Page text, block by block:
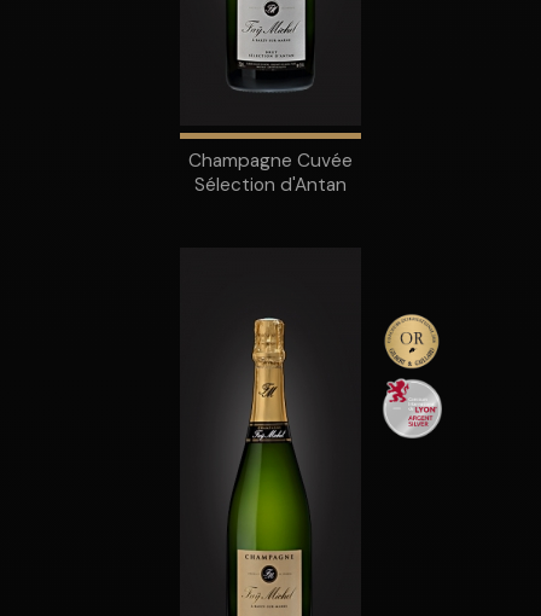
Champagne Cuvée
Sélection d'Antan